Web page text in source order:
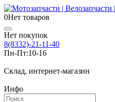
0Нет товаров
Нет покупок
8(8332)-21-11-40
Пн-Пт:10-16
Склад, интернет-магазин
Инфо